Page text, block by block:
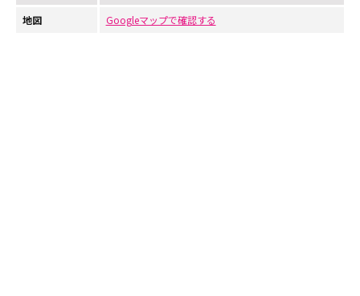
地図 Googleマップで確認する